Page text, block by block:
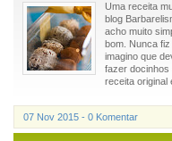
Uma receita
blog
acho muito
bom. Nunca
imagino que
fazer docinhos
receita original
07 Nov 2015 - 0 Komentar